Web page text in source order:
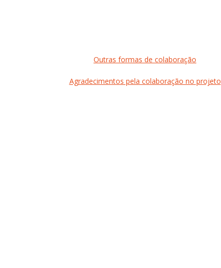
Outras formas de colaboração
Agradecimentos pela colaboração no projeto